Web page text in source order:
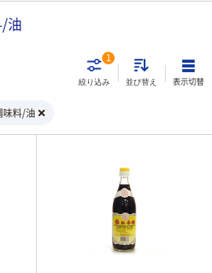
油
絞り込み
1
並び替え 表示切替
味料/油